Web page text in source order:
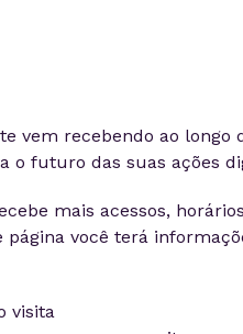
vem recebendo ao longo
futuro das suas ações
mais acessos,
você terá
visita